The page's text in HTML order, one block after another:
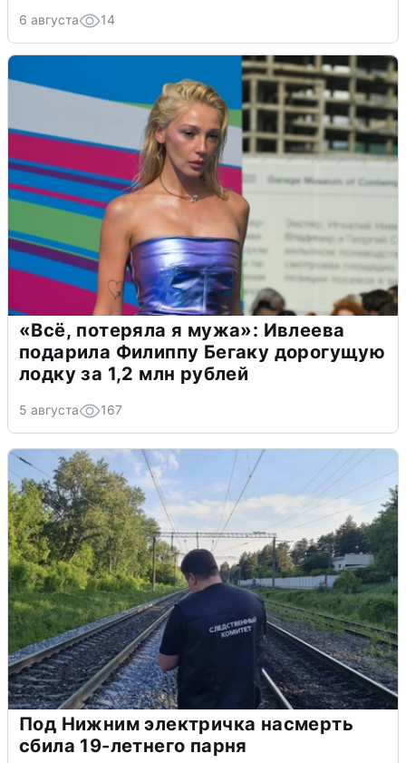
6 августа 14
«Всё, потеряла я мужа»: Ивлеева
подарила Филиппу Бегаку дорогущую
лодку за 1,2 млн рублей
5 августа 167
Под Нижним электричка насмерть
сбила 19-летнего парня